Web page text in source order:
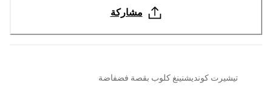
مشاركة
تيشيرت كونديشنينغ كلوب بقصة فضفاضة